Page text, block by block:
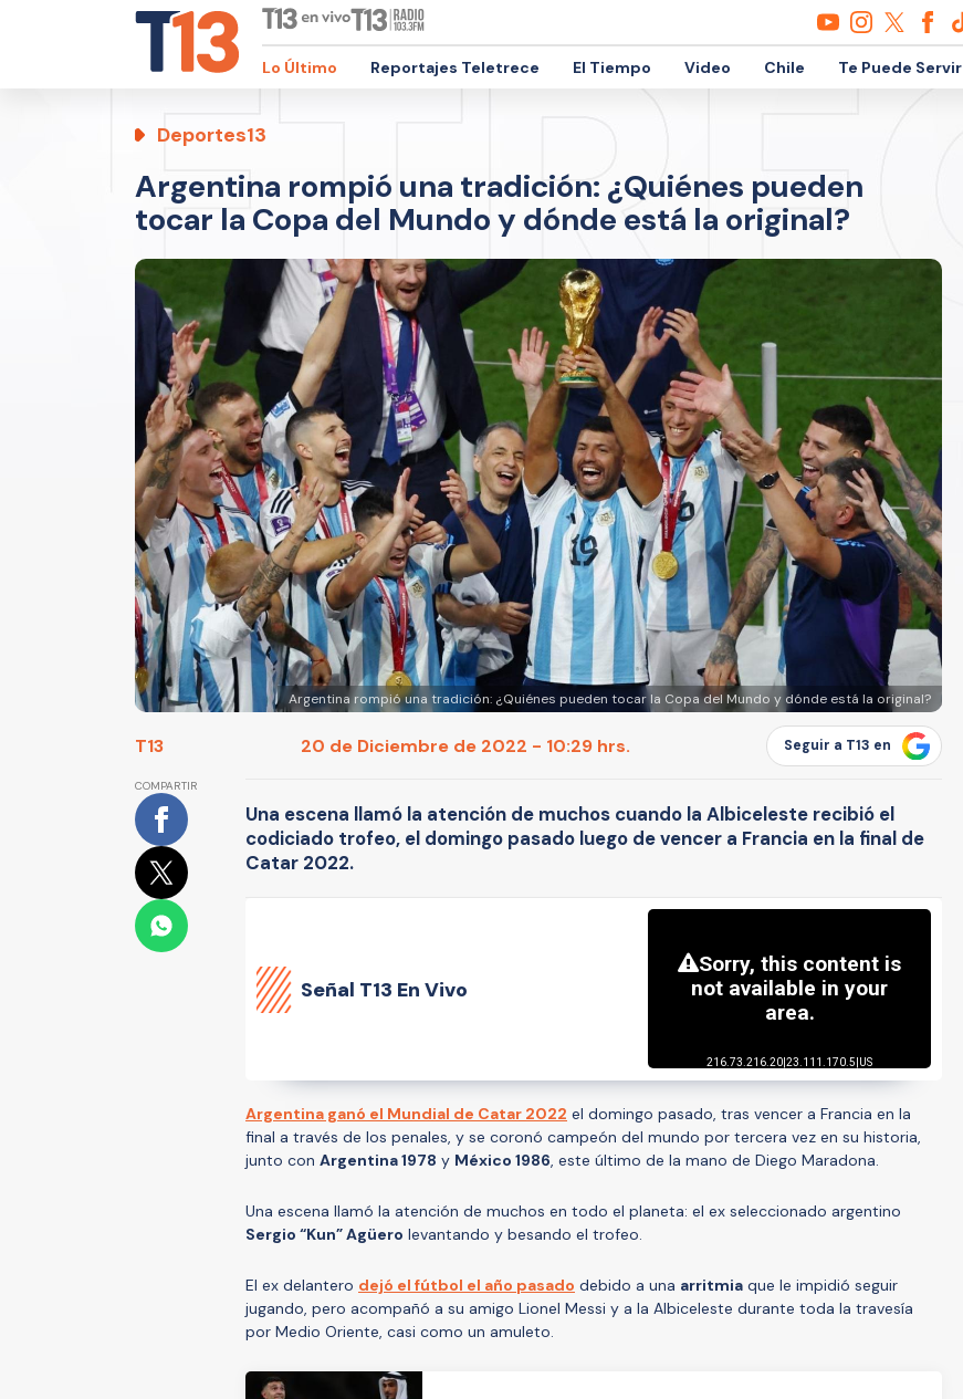
Lo Último Reportajes Teletrece El Tiempo Video Chile Te Puede Servir
Deportes13
Argentina rompió una tradición: ¿Quiénes pueden
tocar la Copa del Mundo y dónde está la original?
Argentina rompió una tradición: ¿Quiénes pueden tocar la Copa del Mundo y dónde está la original?
T13 20 de Diciembre de 2022 - 10:29 hrs. Seguir a T13 en
COMPARTIR
Una escena llamó la atención de muchos cuando la Albiceleste recibió el
codiciado trofeo, el domingo pasado luego de vencer a Francia en la final de
Catar 2022.
Señal T13 En Vivo
Argentina ganó el Mundial de Catar 2022 el domingo pasado, tras vencer a Francia en la
final a través de los penales, y se coronó campeón del mundo por tercera vez en su historia,
junto con Argentina 1978 y México 1986, este último de la mano de Diego Maradona.
Una escena llamó la atención de muchos en todo el planeta: el ex seleccionado argentino
Sergio “Kun” Agüero levantando y besando el trofeo.
El ex delantero dejó el fútbol el año pasado debido a una arritmia que le impidió seguir
jugando, pero acompañó a su amigo Lionel Messi y a la Albiceleste durante toda la travesía
por Medio Oriente, casi como un amuleto.